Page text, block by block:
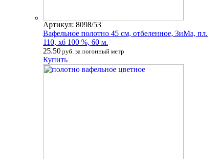
Артикул: 8098/53
Вафельное полотно 45 см, отбеленное, ЗиМа, пл.
110, хб 100 %, 60 м.
25.50 руб. за погонный метр
Купить